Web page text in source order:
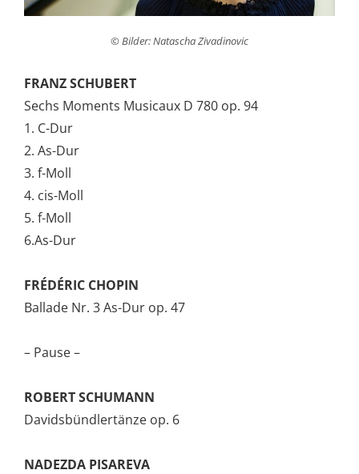
© Bilder: Natascha Zivadinovic
FRANZ SCHUBERT
Sechs Moments Musicaux D 780 op. 94
1. C-Dur
2. As-Dur
3. f-Moll
4. cis-Moll
5. f-Moll
6.As-Dur
FRÉDÉRIC CHOPIN
Ballade Nr. 3 As-Dur op. 47
– Pause –
ROBERT SCHUMANN
Davidsbündlertänze op. 6
NADEZDA PISAREVA